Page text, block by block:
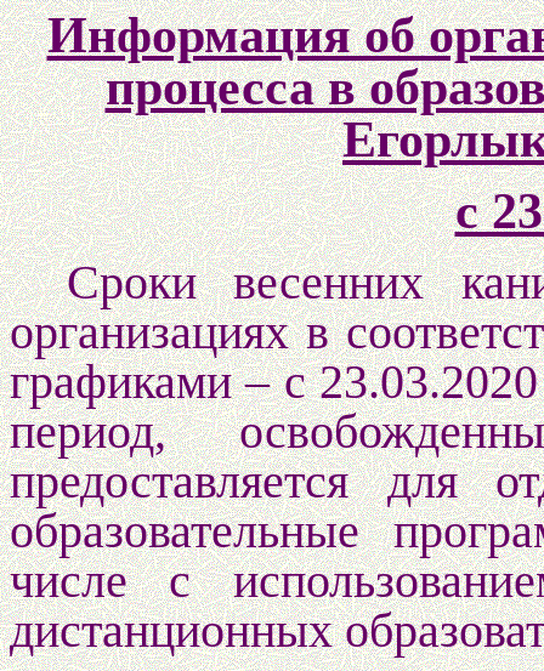
Информация об
процесса в
с
Сроки весенних
организациях в
графиками – с
период,
предоставляется для
образовательные
числе с
дистанционных